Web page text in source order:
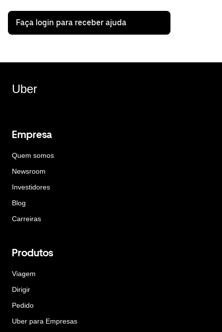
Faça login para receber ajuda
Uber
Empresa
Quem somos
Newsroom
Investidores
Blog
Carreiras
Produtos
Viagem
Dirigir
Pedido
Uber para Empresas